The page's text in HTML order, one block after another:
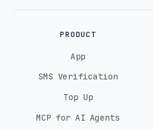
PRODUCT
App
SMS Verification
Top Up
MCP for AI Agents